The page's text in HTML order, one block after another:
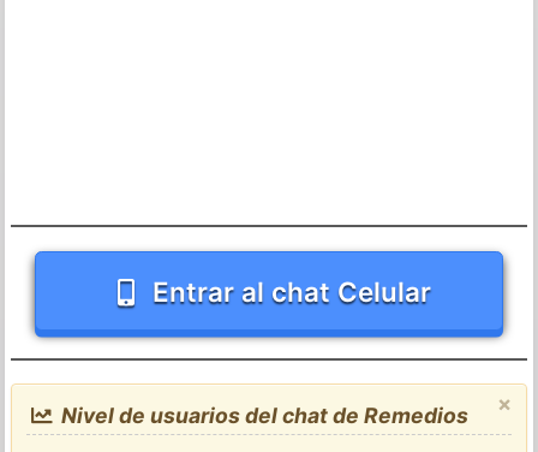
Entrar al chat Celular
×
Nivel de usuarios del chat de Remedios